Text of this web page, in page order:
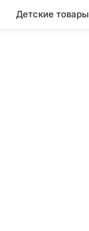
Детские товары